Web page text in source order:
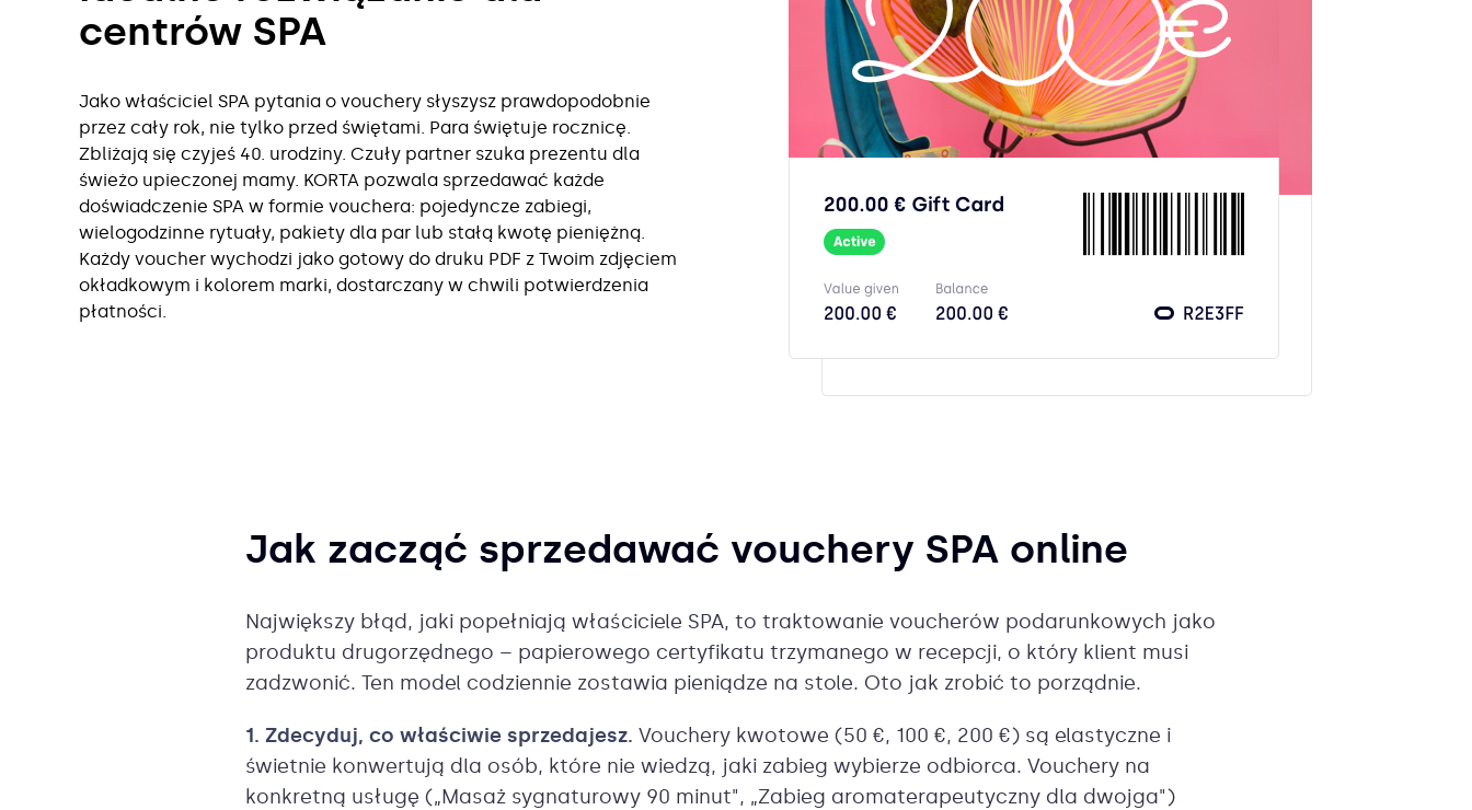
centrów SPA
Jako właściciel SPA pytania o vouchery słyszysz prawdopodobnie
przez cały rok, nie tylko przed świętami. Para świętuje rocznicę.
Zbliżają się czyjeś 40. urodziny. Czuły partner szuka prezentu dla
świeżo upieczonej mamy. KORTA pozwala sprzedawać każde
doświadczenie SPA w formie vouchera: pojedyncze zabiegi,
wielogodzinne rytuały, pakiety dla par lub stałą kwotę pieniężną.
Każdy voucher wychodzi jako gotowy do druku PDF z Twoim zdjęciem
okładkowym i kolorem marki, dostarczany w chwili potwierdzenia
płatności.
Jak zacząć sprzedawać vouchery SPA online
Największy błąd, jaki popełniają właściciele SPA, to traktowanie voucherów podarunkowych jako
produktu drugorzędnego – papierowego certyfikatu trzymanego w recepcji, o który klient musi
zadzwonić. Ten model codziennie zostawia pieniądze na stole. Oto jak zrobić to porządnie.
1. Zdecyduj, co właściwie sprzedajesz. Vouchery kwotowe (50 €, 100 €, 200 €) są elastyczne i
świetnie konwertują dla osób, które nie wiedzą, jaki zabieg wybierze odbiorca. Vouchery na
konkretną usługę („Masaż sygnaturowy 90 minut", „Zabieg aromaterapeutyczny dla dwojga")